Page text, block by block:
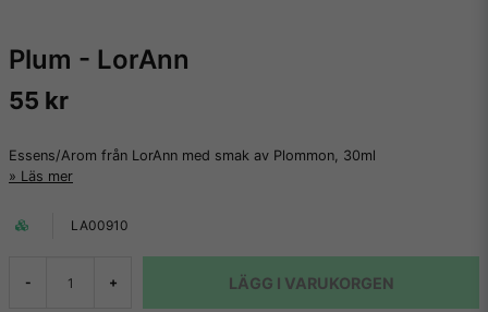
Plum - LorAnn
55 kr
Essens/Arom från LorAnn med smak av Plommon, 30ml
Läs mer
LA00910
- + LÄGG I VARUKORGEN